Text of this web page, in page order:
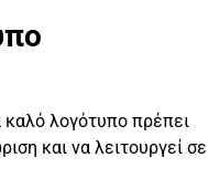
καλό λογότυπο πρέπει
και να λειτουργεί σε